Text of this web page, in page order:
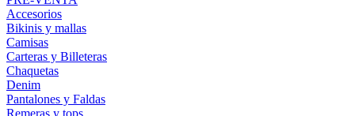
Accesorios
Bikinis y mallas
Camisas
Carteras y Billeteras
Chaquetas
Denim
Pantalones y Faldas
Remeras y tops